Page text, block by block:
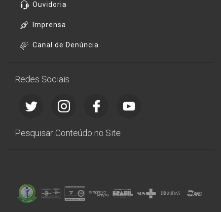
Ouvidoria
Imprensa
Canal de Denúncia
Redes Sociais
Pesquisar Conteúdo no Site